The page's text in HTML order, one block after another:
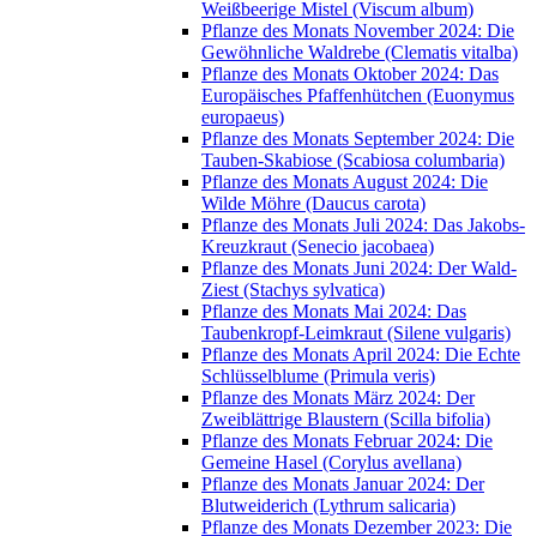
Weißbeerige Mistel (Viscum album)
Pflanze des Monats November 2024: Die
Gewöhnliche Waldrebe (Clematis vitalba)
Pflanze des Monats Oktober 2024: Das
Europäisches Pfaffenhütchen (Euonymus
europaeus)
Pflanze des Monats September 2024: Die
Tauben-Skabiose (Scabiosa columbaria)
Pflanze des Monats August 2024: Die
Wilde Möhre (Daucus carota)
Pflanze des Monats Juli 2024: Das Jakobs-
Kreuzkraut (Senecio jacobaea)
Pflanze des Monats Juni 2024: Der Wald-
Ziest (Stachys sylvatica)
Pflanze des Monats Mai 2024: Das
Taubenkropf-Leimkraut (Silene vulgaris)
Pflanze des Monats April 2024: Die Echte
Schlüsselblume (Primula veris)
Pflanze des Monats März 2024: Der
Zweiblättrige Blaustern (Scilla bifolia)
Pflanze des Monats Februar 2024: Die
Gemeine Hasel (Corylus avellana)
Pflanze des Monats Januar 2024: Der
Blutweiderich (Lythrum salicaria)
Pflanze des Monats Dezember 2023: Die